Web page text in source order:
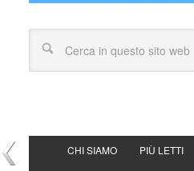
CHI SIAMO PIÙ LETTI